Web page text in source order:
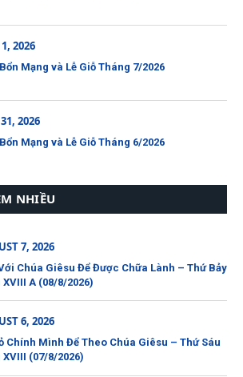
1, 2026
Mạng và Lễ Giỗ Tháng 7/2026
2026
Mạng và Lễ Giỗ Tháng 6/2026
NHIỀU
7, 2026
Chúa Giêsu Để Được Chữa Lành – Thứ Bảy
XVIII A (08/8/2026)
6, 2026
Chính Mình Để Theo Chúa Giêsu – Thứ Sáu
XVIII (07/8/2026)